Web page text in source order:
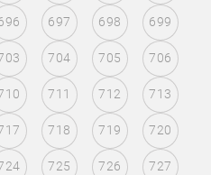
697 698 699
704 705 706
711 712 713
718 719 720
725 726 727